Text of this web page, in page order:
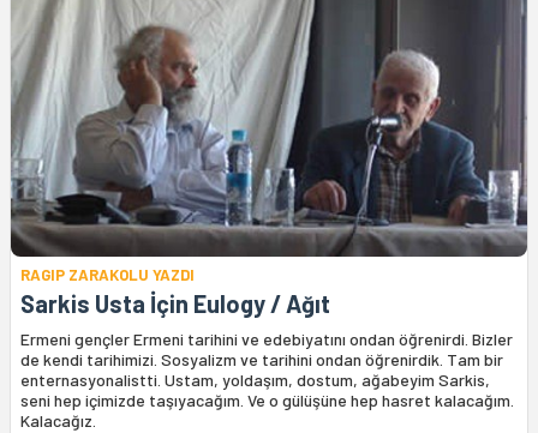
RAGIP ZARAKOLU YAZDI
Sarkis Usta İçin Eulogy / Ağıt
Ermeni gençler Ermeni tarihini ve edebiyatını ondan öğrenirdi. Bizler
de kendi tarihimizi. Sosyalizm ve tarihini ondan öğrenirdik. Tam bir
enternasyonalistti. Ustam, yoldaşım, dostum, ağabeyim Sarkis,
seni hep içimizde taşıyacağım. Ve o gülüşüne hep hasret kalacağım.
Kalacağız.